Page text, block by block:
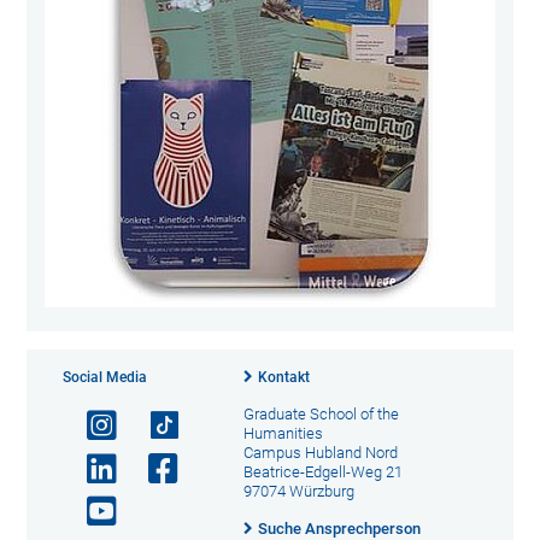
Social Media Kontakt
Graduate School of the
Humanities
Campus Hubland Nord
Beatrice-Edgell-Weg 21
97074 Würzburg
Suche Ansprechperson